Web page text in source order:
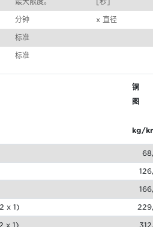
分钟
x 直径
标准
标准
铜
图
kg/
x 1)
x 1)